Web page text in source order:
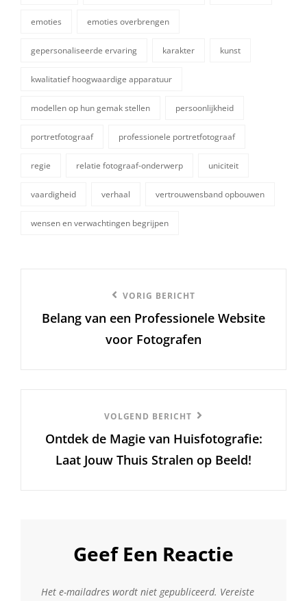
emoties emoties overbrengen
gepersonaliseerde ervaring karakter kunst
kwalitatief hoogwaardige apparatuur
modellen op hun gemak stellen persoonlijkheid
portretfotograaf professionele portretfotograaf
regie relatie fotograaf-onderwerp uniciteit
vaardigheid verhaal vertrouwensband opbouwen
wensen en verwachtingen begrijpen
bericht
VORIG BERICHT
Belang van een Professionele Website
voor Fotografen
Bericht
VOLGEND BERICHT
Ontdek de Magie van Huisfotografie:
Laat Jouw Thuis Stralen op Beeld!
Geef Een Reactie
Het e-mailadres wordt niet gepubliceerd. Vereiste